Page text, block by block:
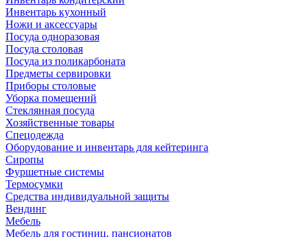
Инвентарь кухонный
Ножи и аксессуары
Посуда одноразовая
Посуда столовая
Посуда из поликарбоната
Предметы сервировки
Приборы столовые
Уборка помещений
Стеклянная посуда
Хозяйственные товары
Спецодежда
Оборудование и инвентарь для кейтеринга
Сиропы
Фуршетные системы
Термосумки
Средства индивидуальной защиты
Вендинг
Мебель
Мебель для гостиниц, пансионатов